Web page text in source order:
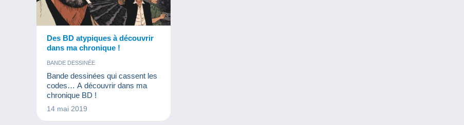
Des BD atypiques à découvrir
dans ma chronique !
BANDE DESSINÉE
Bande dessinées qui cassent les
codes… A découvrir dans ma
chronique BD !
14 mai 2019